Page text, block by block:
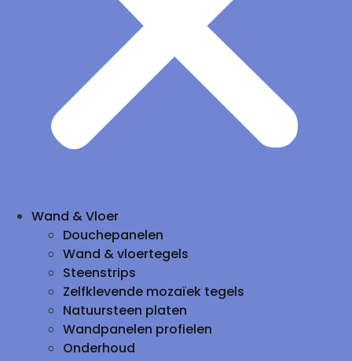
Wand & Vloer
Douchepanelen
Wand & vloertegels
Steenstrips
Zelfklevende mozaïek tegels
Natuursteen platen
Wandpanelen profielen
Onderhoud